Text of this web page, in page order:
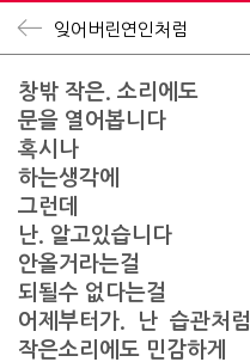
잊어버린연인처럼
창밖 작은. 소리에도
문을 열어봅니다
혹시나
하는생각에
그런데
난. 알고있습니다
안올거라는걸
되될수 없다는걸
어제부터가. 난 습관처럼
작은소리에도 민감하게